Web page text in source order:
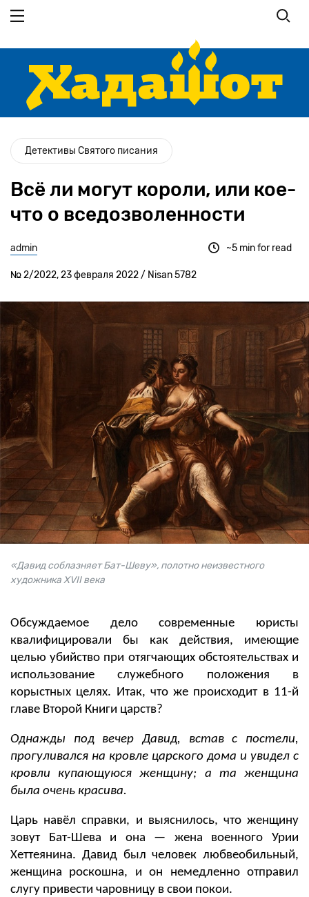
основному
Детективы Святого писания
Всё ли могут короли, или кое-
что о вседозволенности
admin
№ 2/2022, 23 февраля 2022 / Nisan 5782
~5 min for read
«Давид соблазняет Бат-Шеву», полотно неизвестного
художника XVII века
Обсуждаемое дело современные юристы
квалифицировали бы как действия, имеющие
целью убийство при отягчающих обстоятельствах и
использование служебного положения в
корыстных целях. Итак, что же происходит в 11-й
главе Второй Книги царств?
Однажды под вечер Давид, встав с постели,
прогуливался на кровле царского дома и увидел с
кровли купающуюся женщину; а та женщина
была очень красива.
Царь навёл справки, и выяснилось, что женщину
зовут Бат-Шева и она — жена военного Урии
Хеттеянина. Давид был человек любвеобильный,
женщина роскошна, и он немедленно отправил
слугу привести чаровницу в свои покои.